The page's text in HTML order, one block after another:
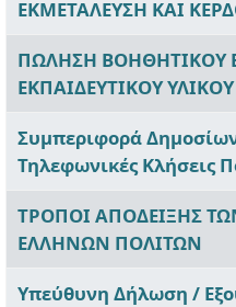
ΕΚΜΕΤΑΛΕΥΣΗ ΚΑΙ
ΠΩΛΗΣΗ ΒΟΗΘΗΤΙΚΟΥ
ΕΚΠΑΙΔΕΥΤΙΚΟΥ
Συμπεριφορά
Τηλεφωνικές Κλήσεις
ΤΡΟΠΟΙ ΑΠΟΔΕΙΞΗΣ
ΕΛΛΗΝΩΝ ΠΟΛΙΤΩΝ
Υπεύθυνη Δήλωση /